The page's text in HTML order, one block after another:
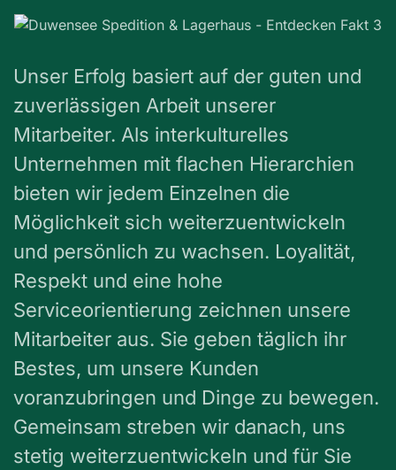
Unser Erfolg basiert auf der guten und
zuverlässigen Arbeit unserer
Mitarbeiter. Als interkulturelles
Unternehmen mit flachen Hierarchien
bieten wir jedem Einzelnen die
Möglichkeit sich weiterzuentwickeln
und persönlich zu wachsen. Loyalität,
Respekt und eine hohe
Serviceorientierung zeichnen unsere
Mitarbeiter aus. Sie geben täglich ihr
Bestes, um unsere Kunden
voranzubringen und Dinge zu bewegen.
Gemeinsam streben wir danach, uns
stetig weiterzuentwickeln und für Sie